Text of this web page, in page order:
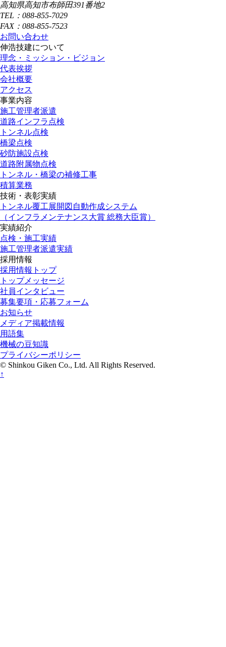
高知県高知市布師田391番地2
TEL：088-855-7029
FAX：088-855-7523
お問い合わせ
伸浩技建について
理念・ミッション・ビジョン
代表挨拶
会社概要
アクセス
事業内容
施工管理者派遣
道路インフラ点検
トンネル点検
橋梁点検
砂防施設点検
道路附属物点検
トンネル・橋梁の補修工事
積算業務
技術・表彰実績
トンネル覆工展開図自動作成システム
（インフラメンテナンス大賞 総務大臣賞）
実績紹介
点検・施工実績
施工管理者派遣実績
採用情報
採用情報トップ
トップメッセージ
社員インタビュー
募集要項・応募フォーム
お知らせ
メディア掲載情報
用語集
機械の豆知識
プライバシーポリシー
© Shinkou Giken Co., Ltd. All Rights Reserved.
↑